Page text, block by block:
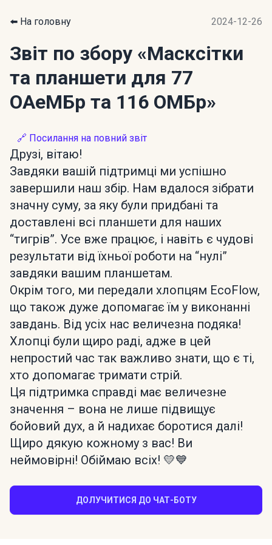
⬅️ На головну 2024-12-26
Звіт по збору «Масксітки
та планшети для 77
ОАеМБр та 116 ОМБр»
🔗 Посилання на повний звіт
Друзі, вітаю!
Завдяки вашій підтримці ми успішно
завершили наш збір. Нам вдалося зібрати
значну суму, за яку були придбані та
доставлені всі планшети для наших
“тигрів”. Усе вже працює, і навіть є чудові
результати від їхньої роботи на “нулі”
завдяки вашим планшетам.
Окрім того, ми передали хлопцям EcoFlow,
що також дуже допомагає їм у виконанні
завдань. Від усіх нас величезна подяка!
Хлопці були щиро раді, адже в цей
непростий час так важливо знати, що є ті,
хто допомагає тримати стрій.
Ця підтримка справді має величезне
значення – вона не лише підвищує
бойовий дух, а й надихає боротися далі!
Щиро дякую кожному з вас! Ви
неймовірні! Обіймаю всіх! 💛💙
ДОЛУЧИТИСЯ ДО ЧАТ-БОТУ